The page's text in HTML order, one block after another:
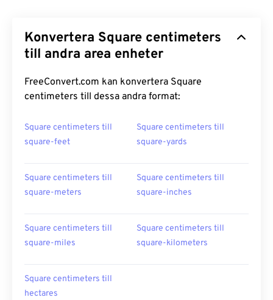
Konvertera Square centimeters
till andra area enheter
FreeConvert.com kan konvertera Square
centimeters till dessa andra format:
Square centimeters till
square-feet
Square centimeters till
square-yards
Square centimeters till
square-meters
Square centimeters till
square-inches
Square centimeters till
square-miles
Square centimeters till
square-kilometers
Square centimeters till
hectares